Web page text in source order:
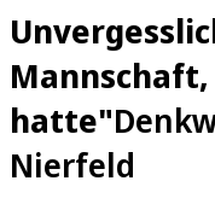
hatte"
Nierfeld